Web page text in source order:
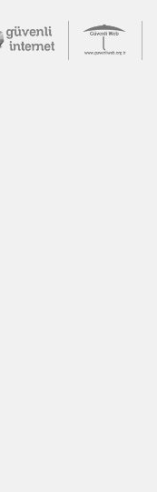
Merkezi
Güvende (yeni
Güvenli